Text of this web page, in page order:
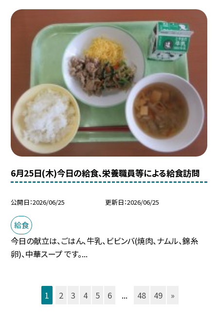
6月25日(木)今日の給食、栄養職員等による給食訪問
公開日 2026/06/25 更新日 2026/06/25
給食
今日の献立は、ごはん、牛乳、ビビンバ(焼肉、ナムル、錦糸
卵)、中華スープ です。...
1 2 3 4 5 6 ... 48 49 »